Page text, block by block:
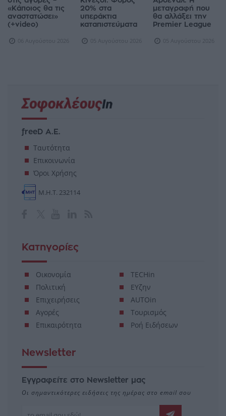
«Κάποιος θα τις
αναστατώσει»
(+video)
06 Αυγούστου 2026
20% στα
υπεράκτια
καταπιστεύματα
05 Αυγούστου 2026
μεταγραφή που
θα αλλάξει την
Premier League
05 Αυγούστου 2026